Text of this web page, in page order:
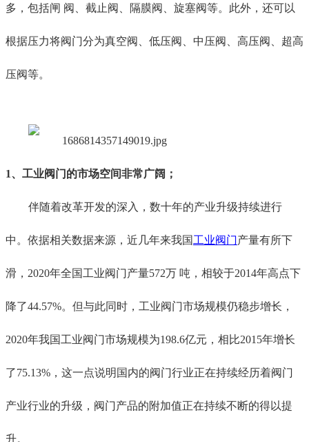
多，包括闸 阀、截止阀、隔膜阀、旋塞阀等。此外，还可以
根据压力将阀门分为真空阀、低压阀、中压阀、高压阀、超高
压阀等。
1、 工业阀门 的市场空间非常广阔 ；
伴随着改革开发的深入，数十年的产业升级持续进行
中 。 依据相关数据来源， 近 几年来我国 工业阀门产量有所下
滑，2020年全国工业阀门产量572万 吨，相较于2014年高点下
降了44.57%。但与此同时，工业阀门市场规模仍稳步增长，
2020年我国工业阀门市场规模为198.6亿元，相比2015年增长
了75.13%， 这一点说明 国内的阀门行业正在持续经历着阀门
产业行业的升级， 阀门产品的附加值正在持续不断的得以提
升。